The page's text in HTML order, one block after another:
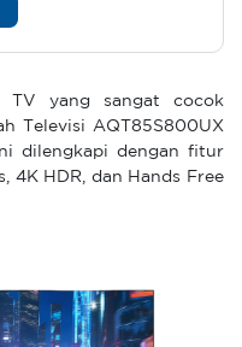
TV yang sangat cocok
Televisi AQT85S800UX
dilengkapi dengan fitur
4K HDR, dan Hands Free